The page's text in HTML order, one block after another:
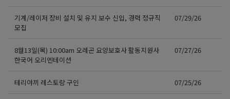
기계/레이저 장비 설치 및 유지 보수 신입, 경력 정규직
모집
07/29/26
8월13일(목) 10:00am 오레곤 요양보호사 활동지원사
한국어 오리엔테이션
07/27/26
테리야끼 레스토랑 구인 07/25/26